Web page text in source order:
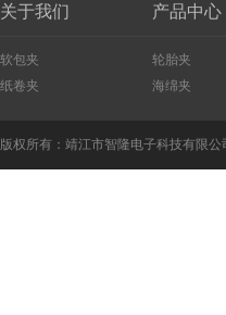
关于我们
软包夹
纸卷夹
产品中心
轮胎夹
海绵夹
版权所有：靖江市智隆电子科技有限公